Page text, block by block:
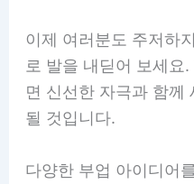
이제 여러분도 주저하
로 발을 내딛어 보세요
면 신선한 자극과 함께
될 것입니다.
다양한 부업 아이디어